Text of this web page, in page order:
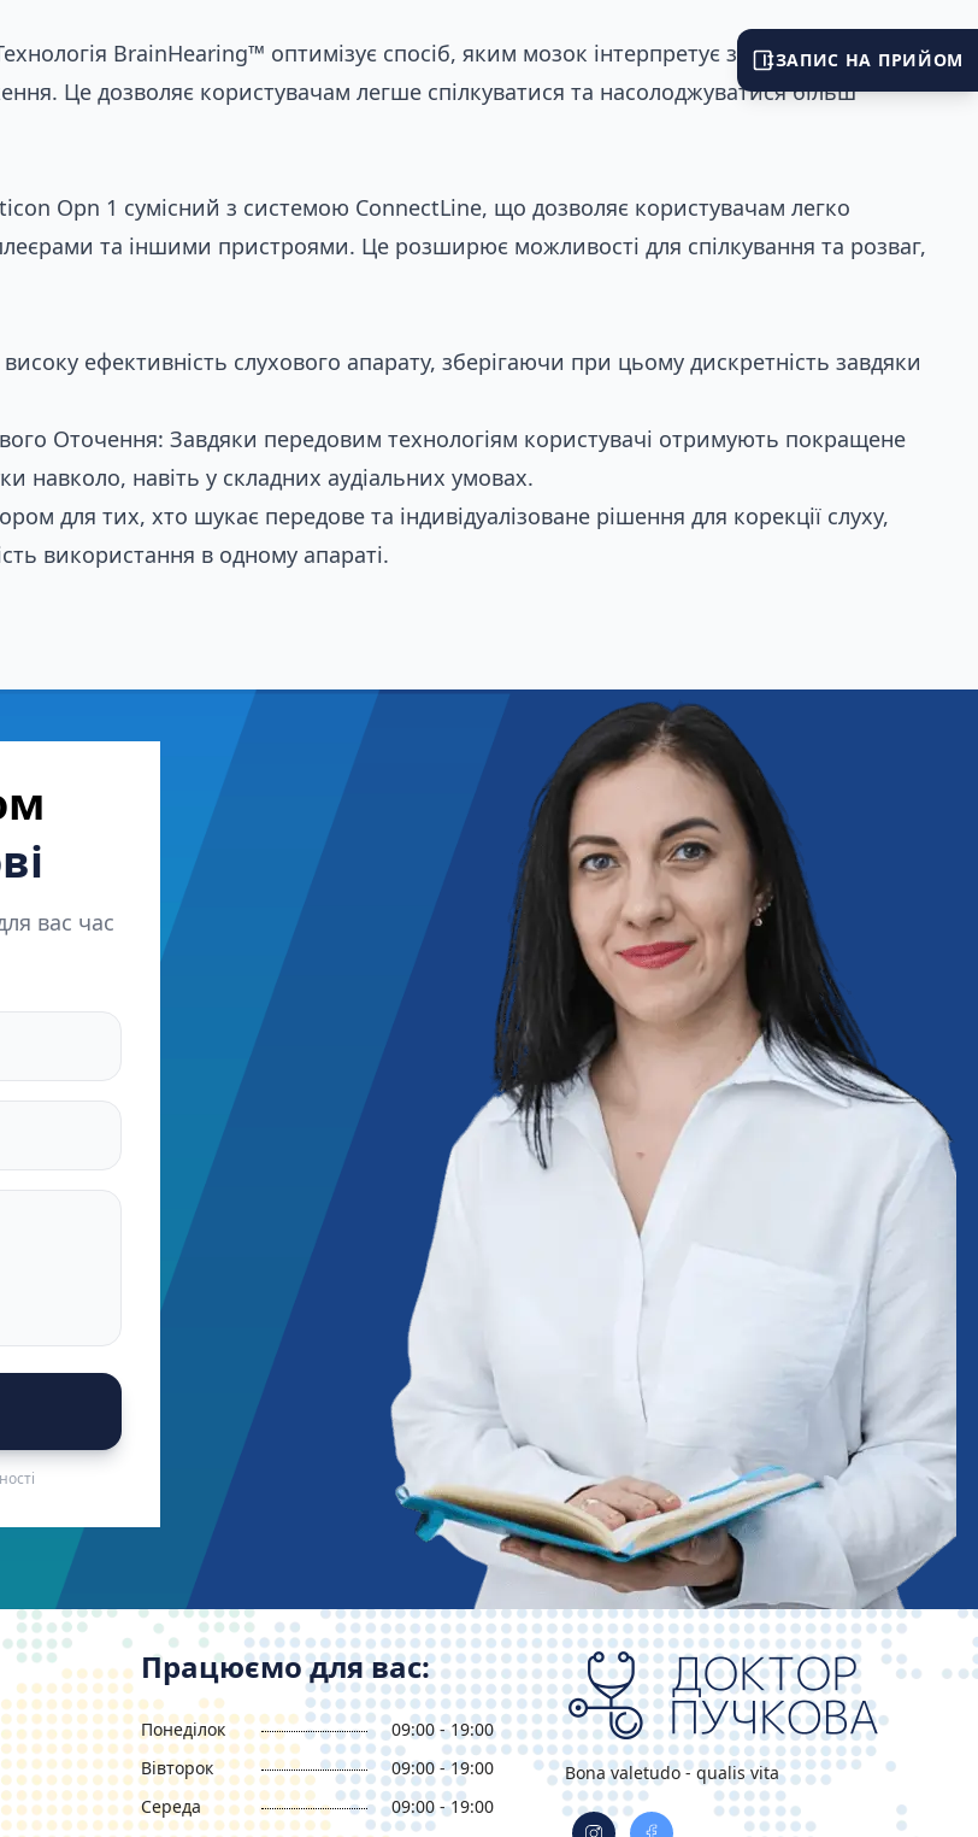
ЗАПИС НА ПРИЙОМ
BrainHearing™ оптимізує спосіб, яким мозок інтерпретує звук, покращуючи
Це дозволяє користувачам легше спілкуватися та насолоджуватися більш
Opn 1 сумісний з системою ConnectLine, що дозволяє користувачам легко
та іншими пристроями. Це розширює можливості для спілкування та розваг,
ефективність слухового апарату, зберігаючи при цьому дискретність завдяки
Оточення: Завдяки передовим технологіям користувачі отримують покращене
навколо, навіть у складних аудіальних умовах.
для тих, хто шукає передове та індивідуалізоване рішення для корекції слуху,
використання в одному апараті.
вас час
Працюємо для вас:
Понеділок
09:00 - 19:00
Вівторок
09:00 - 19:00
Середа
09:00 - 19:00
Bona valetudo - qualis vita